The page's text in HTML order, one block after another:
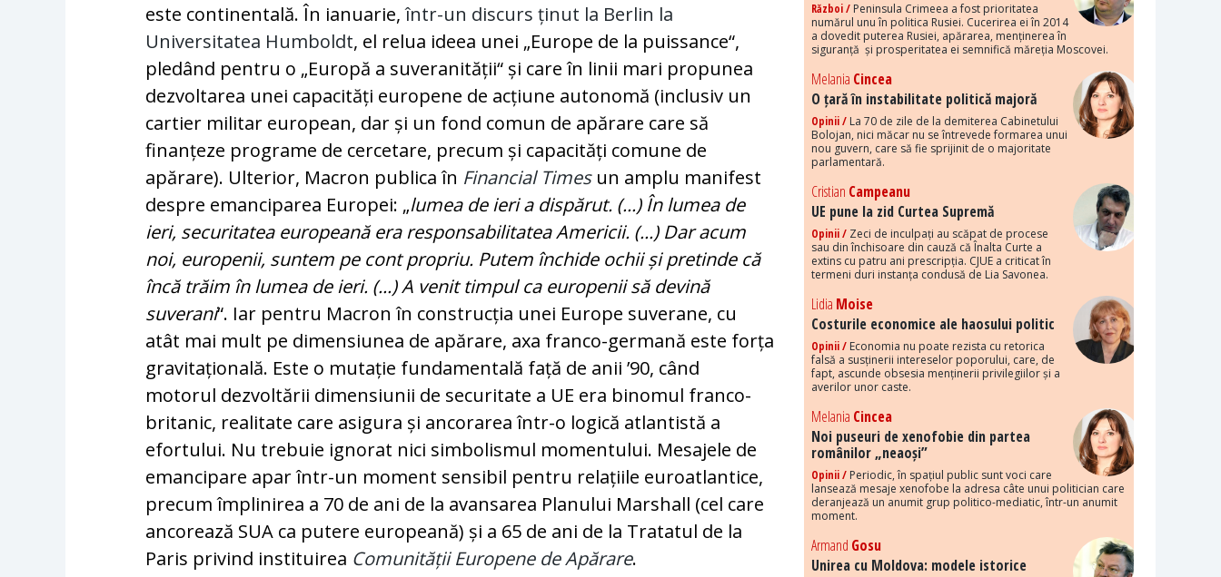
este continentală. În ianuarie,într-un discurs ținut la Berlin la
Universitatea Humboldt, el relua ideea unei „Europe de la puissance“,
pledând pentru o „Europă a suveranității“ și care în linii mari propunea
dezvoltarea unei capacități europene de acțiune autonomă (inclusiv un
cartier militar european, dar și un fond comun de apărare care să
finanțeze programe de cercetare, precum și capacități comune de
apărare). Ulterior, Macron publica în Financial Timesun amplu manifest
despre emanciparea Europei: „lumea de ieri a dispărut. (...) În lumea de
ieri, securitatea europeană era responsabilitatea Americii. (...) Dar acum
noi, europenii, suntem pe cont propriu. Putem închide ochii și pretinde că
încă trăim în lumea de ieri. (...) A venit timpul ca europenii să devină
suverani“. Iar pentru Macron în construcția unei Europe suverane, cu
atât mai mult pe dimensiunea de apărare, axa franco-germană este forța
gravitațională. Este o mutație fundamentală față de anii ’90, când
motorul dezvoltării dimensiunii de securitate a UE era binomul franco-
britanic, realitate care asigura și ancorarea într-o logică atlantistă a
efortului. Nu trebuie ignorat nici simbolismul momentului. Mesajele de
emancipare apar într-un moment sensibil pentru relațiile euroatlantice,
precum împlinirea a 70 de ani de la avansarea Planului Marshall (cel care
ancorează SUA ca putere europeană) și a 65 de ani de la Tratatul de la
Paris privind instituirea Comunității Europene de Apărare.
Război / Peninsula Crimeea a fost prioritatea
numărul unu în politica Rusiei. Cucerirea ei în 2014
a dovedit puterea Rusiei, apărarea, menținerea în
siguranță și prosperitatea ei semnifică măreția Moscovei.
Melania Cincea
O țară în instabilitate politică majoră
Opinii / La 70 de zile de la demiterea Cabinetului
Bolojan, nici măcar nu se întrevede formarea unui
nou guvern, care să fie sprijinit de o majoritate
parlamentară.
Cristian Campeanu
UE pune la zid Curtea Supremă
Opinii / Zeci de inculpați au scăpat de procese
sau din închisoare din cauză că Înalta Curte a
extins cu patru ani prescripția. CJUE a criticat în
termeni duri instanța condusă de Lia Savonea.
Lidia Moise
Costurile economice ale haosului politic
Opinii / Economia nu poate rezista cu retorica
falsă a susținerii intereselor poporului, care, de
fapt, ascunde obsesia menținerii privilegiilor și a
averilor unor caste.
Melania Cincea
Noi puseuri de xenofobie din partea
românilor „neaoși”
Opinii / Periodic, în spațiul public sunt voci care
lansează mesaje xenofobe la adresa câte unui politician care
deranjează un anumit grup politico-mediatic, într-un anumit
moment.
Armand Gosu
Unirea cu Moldova: modele istorice